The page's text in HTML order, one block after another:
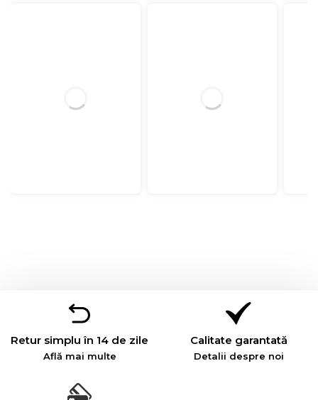
Retur simplu în 14 de zile
Află mai multe
Calitate garantată
Detalii despre noi